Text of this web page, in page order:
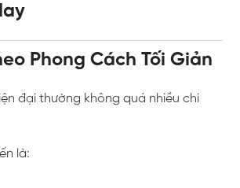
Phong Cách Tối Giản
đại thường không quá nhiều chi
là: